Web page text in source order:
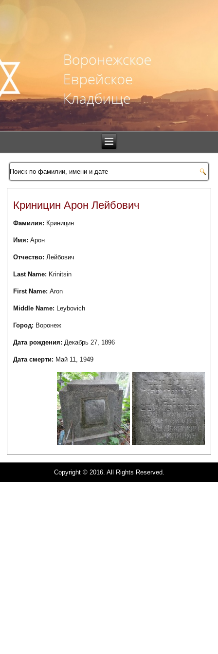
Криницин Арон Лейбович
Фамилия: Криницин
Имя:Арон
Отчество:Лейбович
Last Name: Krinitsin
First Name:Aron
Middle Name: Leybovich
Город: Воронеж
Дата рождения:Декабрь 27, 1896
Дата смерти: Май 11, 1949
Copyright © 2016. All Rights Reserved.